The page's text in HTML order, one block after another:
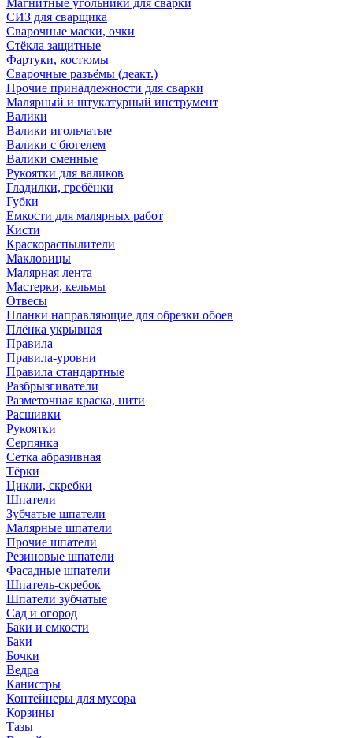
Магнитные угольники для сварки
СИЗ для сварщика
Сварочные маски, очки
Стёкла защитные
Фартуки, костюмы
Сварочные разъёмы (деакт.)
Прочие принадлежности для сварки
Малярный и штукатурный инструмент
Валики
Валики игольчатые
Валики с бюгелем
Валики сменные
Рукоятки для валиков
Гладилки, гребёнки
Губки
Емкости для малярных работ
Кисти
Краскораспылители
Макловицы
Малярная лента
Мастерки, кельмы
Отвесы
Планки направляющие для обрезки обоев
Плёнка укрывная
Правила
Правила-уровни
Правила стандартные
Разбрызгиватели
Разметочная краска, нити
Расшивки
Рукоятки
Серпянка
Сетка абразивная
Тёрки
Цикли, скребки
Шпатели
Зубчатые шпатели
Малярные шпатели
Прочие шпатели
Резиновые шпатели
Фасадные шпатели
Шпатель-скребок
Шпатели зубчатые
Сад и огород
Баки и емкости
Баки
Бочки
Ведра
Канистры
Контейнеры для мусора
Корзины
Тазы